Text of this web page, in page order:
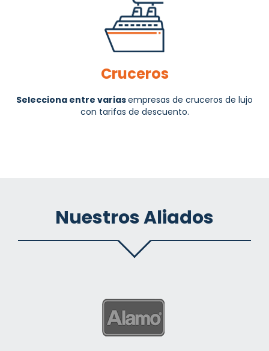
Cruceros
Selecciona entre variasempresas de cruceros de lujo
con tarifas de descuento.
Nuestros Aliados